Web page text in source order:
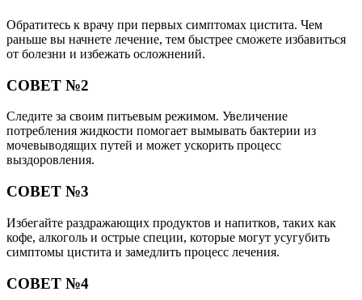
Обратитесь к врачу при первых симптомах цистита. Чем
раньше вы начнете лечение, тем быстрее сможете избавиться
от болезни и избежать осложнений.
СОВЕТ №2
Следите за своим питьевым режимом. Увеличение
потребления жидкости помогает вымывать бактерии из
мочевыводящих путей и может ускорить процесс
выздоровления.
СОВЕТ №3
Избегайте раздражающих продуктов и напитков, таких как
кофе, алкоголь и острые специи, которые могут усугубить
симптомы цистита и замедлить процесс лечения.
СОВЕТ №4